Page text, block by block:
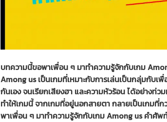
บทความนี้ขอพาเพื่อน ๆ มาทำความรู้จักกับเกม
Among us เป็นเกมที่เหมาะกับการเล่นเป็นกลุ่มกับ
กันเอง จนเรียกเสียงฮา และความหัวร้อน ได้อย่างท่
ทำให้เกมนี้ จากเกมที่อยู่นอกสายตา กลายเป็นเกมที่
พาเพื่อน ๆ มาทำความรู้จักกับเกม Among us คำศั